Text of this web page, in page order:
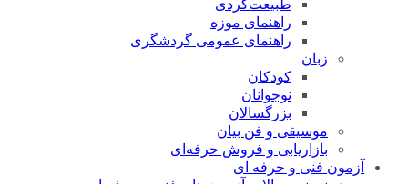
راهنمای موزه
راهنمای عمومی گردشگری
زبان
کودکان
نوجوانان
بزرگسالان
موسیقی و فن بیان
بازاریابی و فروش حرفه‌ای
آزمون فنی و حرفه ای